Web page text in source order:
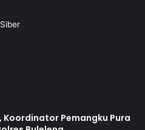
Koordinator Pemangku Pura